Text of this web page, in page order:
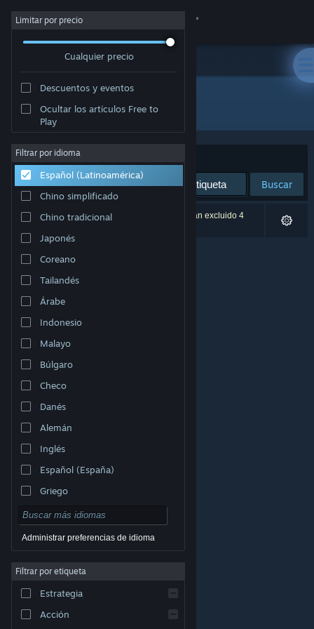
Iniciar sesión
Acerca de
Soporte
Cambiar idioma
Obtener la aplicación de Steam Mobile
Ver versión clásica
© Valve Corporation. Todos los derechos reservados.
Todas las marcas registradas pertenecen a sus
de Privacidad|Información legal
Acuerdo de Suscriptor a Steam
Cookies
Limitar por precio
Cualquier precio
Descuentos y eventos
Ocultar los artículos Free to
Play
Filtrar por idioma
Español (Latinoamérica)
Chino simplificado
Chino tradicional
Japonés
Coreano
Tailandés
Árabe
Indonesio
Malayo
Búlgaro
Checo
Danés
Alemán
Inglés
Español (España)
Griego
Administrar preferencias de idioma
Filtrar por etiqueta
Estrategia
Acción
Todos los productos
Ordenar por Relevancia
Buscar
0 resultado(s) coinciden con la búsqueda. Se han excluido 4